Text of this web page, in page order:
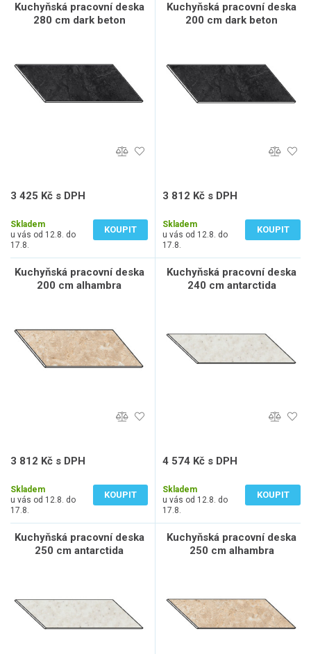
Kuchyňská pracovní deska
280 cm dark beton
3 425 Kč s DPH
Skladem
u vás od 12.8. do
17.8.
KOUPIT
Kuchyňská pracovní deska
200 cm dark beton
3 812 Kč s DPH
Skladem
u vás od 12.8. do
17.8.
KOUPIT
Kuchyňská pracovní deska
200 cm alhambra
3 812 Kč s DPH
Skladem
u vás od 12.8. do
17.8.
KOUPIT
Kuchyňská pracovní deska
240 cm antarctida
4 574 Kč s DPH
Skladem
u vás od 12.8. do
17.8.
KOUPIT
Kuchyňská pracovní deska
250 cm antarctida
Kuchyňská pracovní deska
250 cm alhambra